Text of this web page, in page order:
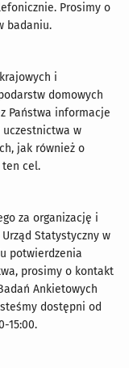
Prosimy o
badaniu.
i
domowych
Państwa informacje
w
jak również o
ten cel.
za organizację i
Statystyczny w
potwierdzenia
prosimy o kontakt
Ankietowych
dostępni od
15:00.